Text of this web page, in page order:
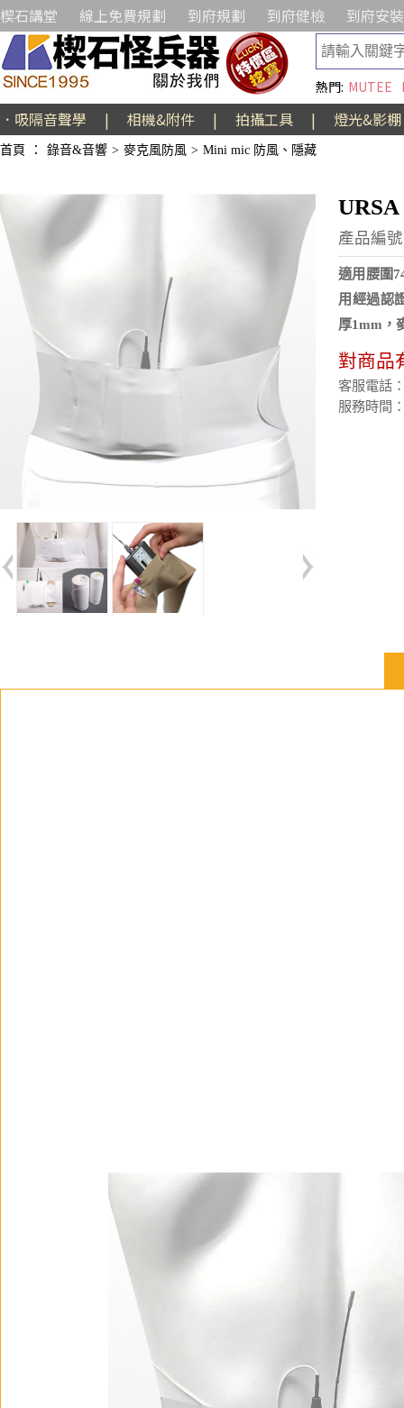
楔石講堂 線上免費規劃 到府規劃 到府健檢 到府安裝
熱門: MUTEE
．吸隔音聲學 | 相機&附件 | 拍攝工具 | 燈光&影棚
首頁 ： 錄音&音響 > 麥克風防風 > Mini mic 防風、隱藏
產品編
適用腰圍
用經過認
厚1mm，
對商品
客服電話
服務時間